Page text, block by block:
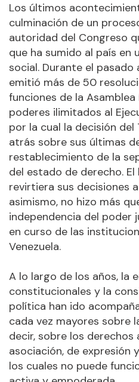
Los últimos
culminación de un
autoridad del Congreso
que ha sumido al país en
social. Durante el pasado
emitió más de 50
funciones de la
poderes ilimitados al
por la cual la decisión del
atrás sobre sus últimas
restablecimiento de la
del estado de derecho. El
revirtiera sus decisiones
asimismo, no hizo más
independencia del poder
en curso de las
Venezuela.
A lo largo de los años, la
constitucionales y la
política han ido
cada vez mayores sobre
decir, sobre los derechos
asociación, de expresión
los cuales no puede